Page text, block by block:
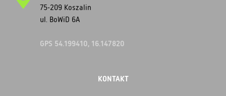
75-209 Koszalin
ul. BoWiD 6A
GPS 54.199410, 16.147820
KONTAKT